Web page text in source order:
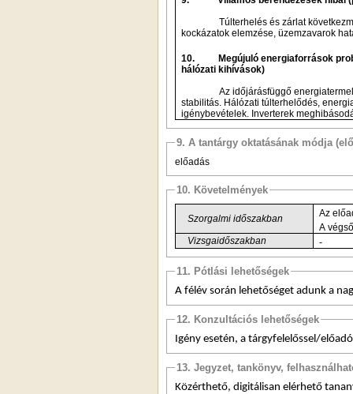
Túlterhelés és
kockázatok elemzése,
10.
hálózati kihívások)
Az
stabilitás. Hálózati
igénybevételek. Inverterek
9. A tantárgy oktatásának módja
előadás
10. Követelmények
Szorgalmi időszakban
Vizsgaidőszakban
-
11. Pótlási lehetőségek
A félév során lehetőséget adunk a
12. Konzultációs lehetőségek
Igény esetén, a tárgyfelelőssel/
13. Jegyzet, tankönyv,
Közérthető, digitálisan elérhető